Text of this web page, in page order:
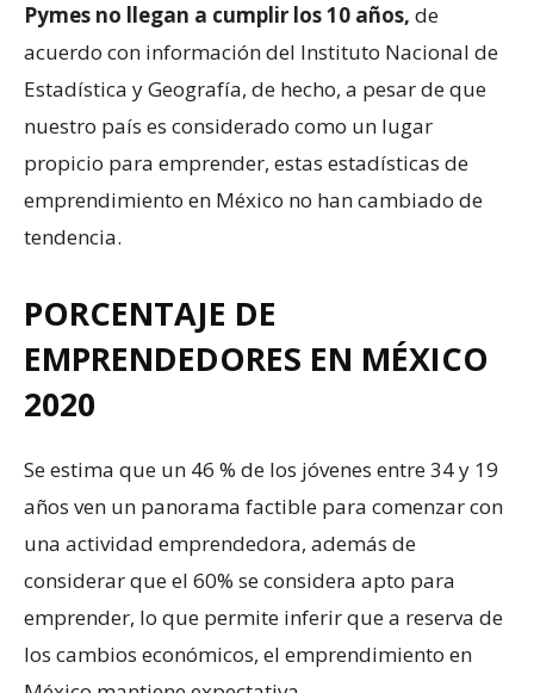
Pymes no llegan a cumplir los 10 años, de
acuerdo con información del Instituto Nacional de
Estadística y Geografía, de hecho, a pesar de que
nuestro país es considerado como un lugar
propicio para emprender, estas estadísticas de
emprendimiento en México no han cambiado de
tendencia.
PORCENTAJE DE
EMPRENDEDORES EN MÉXICO
2020
Se estima que un 46 % de los jóvenes entre 34 y 19
años ven un panorama factible para comenzar con
una actividad emprendedora, además de
considerar que el 60% se considera apto para
emprender, lo que permite inferir que a reserva de
los cambios económicos, el emprendimiento en